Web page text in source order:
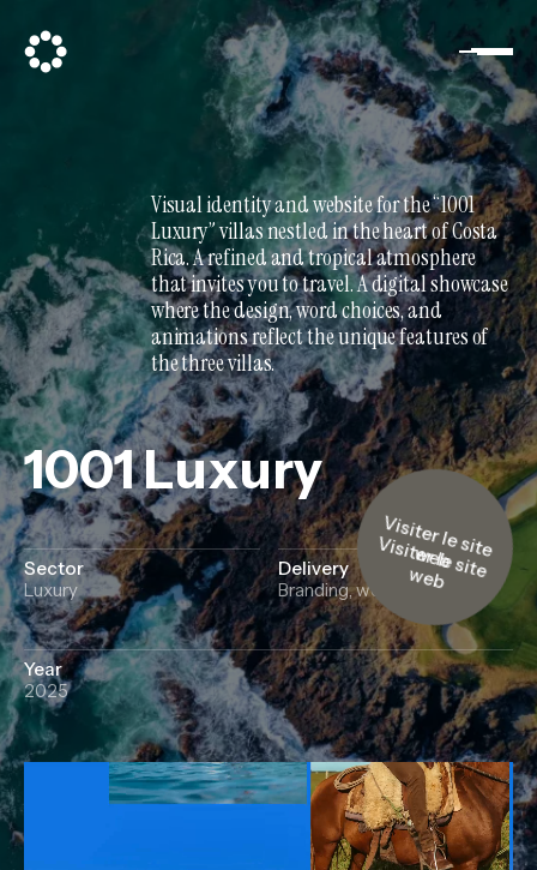
Visualidentityandwebsiteforthe“1001
Luxury”villasnestledintheheartofCosta
Rica.Arefinedandtropicalatmosphere
thatinvitesyoutotravel.Adigitalshowcase
wherethedesign,wordchoices,and
animationsreflecttheuniquefeaturesof
thethreevillas.
1001Luxury
Visiterlesite
web
Sector
Luxury
Delivery
Branding, website
Year
2025